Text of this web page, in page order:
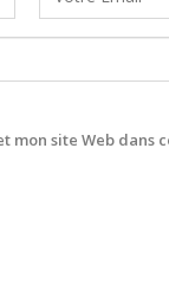
mon site Web dans